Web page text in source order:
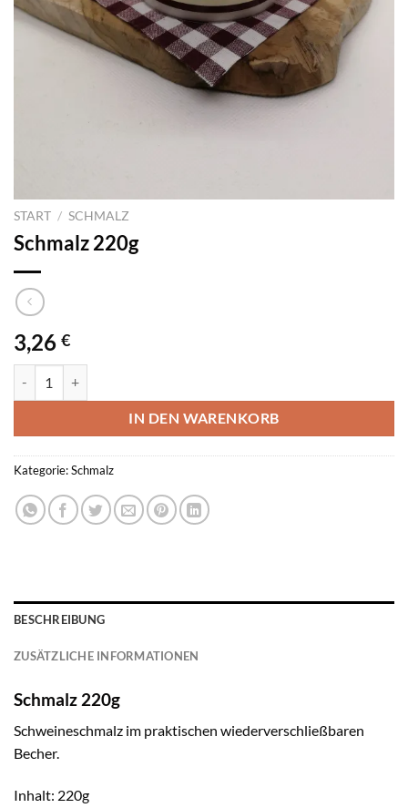
START / SCHMALZ
Schmalz 220g
3,26 €
IN DEN WARENKORB
Kategorie:Schmalz
BESCHREIBUNG
ZUSÄTZLICHE INFORMATIONEN
Schmalz 220g
Schweineschmalz im praktischen wiederverschließbaren
Becher.
Inhalt: 220g